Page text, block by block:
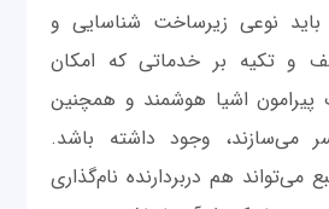
باید نوعی زیرساخت شناسایی و
و تکیه بر خدماتی که امکان
پیرامون اشیا هوشمند و همچنین
می‌سازند، وجود داشته باشد.
می‌تواند هم دربردارنده نام‌گذاری